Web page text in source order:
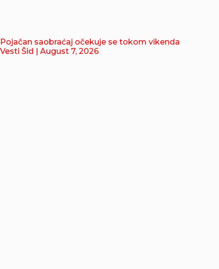
Pojačan saobraćaj očekuje se tokom vikenda
Vesti Šid | August 7, 2026